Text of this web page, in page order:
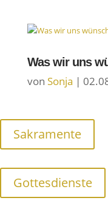
Sakramente
Gottesdienste
Was wir uns
von Sonja |
Junge
Wie hat Gott da